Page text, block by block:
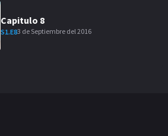
Capitulo 8
S1.E83 de Septiembre del 2016